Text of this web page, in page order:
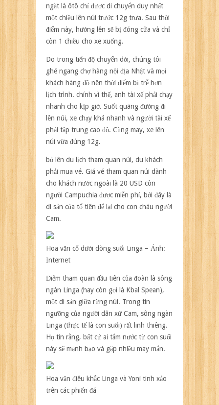
ngặt là ôtô chỉ được di chuyển duy nhất
một chiều lên núi trước 12g trưa. Sau thời
điểm này, hướng lên sẽ bị đóng cửa và chỉ
còn 1 chiều cho xe xuống.
Do trong tiến độ chuyển dời, chúng tôi
ghé ngang chợ hàng nội địa Nhật và mọi
khách hàng đồ nên thời điểm bị trễ hơn
lịch trình. chính vì thế, anh tài xế phải chạy
nhanh cho kịp giờ. Suốt quãng đường đi
lên núi, xe chạy khá nhanh và người tài xế
phải tập trung cao độ. Cũng may, xe lên
núi vừa đúng 12g.
bỏ lên du lịch tham quan núi, du khách
phải mua vé. Giá vé tham quan núi dành
cho khách nước ngoài là 20 USD còn
người Campuchia được miễn phí, bởi đây là
di sản của tổ tiên để lại cho con cháu người
Cam.
Hoa văn cổ dưới dòng suối Linga – Ảnh:
Internet
Điểm tham quan đầu tiên của đoàn là sông
ngàn Linga (hay còn gọi là Kbal Spean),
một di sản giữa rừng núi. Trong tín
ngưỡng của người dân xứ Cam, sông ngàn
Linga (thực tế là con suối) rất linh thiêng.
Họ tin rằng, bất cứ ai tắm nước từ con suối
này sẽ mạnh bạo và gặp nhiều may mắn.
Hoa văn điêu khắc Linga và Yoni tinh xảo
trên các phiến đá